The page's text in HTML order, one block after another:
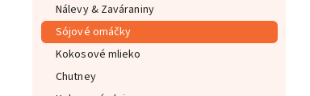
Nálevy & Zaváraniny
Sójové omáčky
Kokosové mlieko
Chutney